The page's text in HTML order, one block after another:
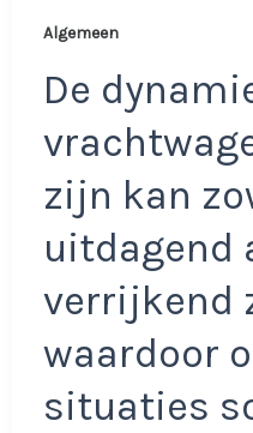
Algemeen
De
zijn kan
uitdagend
verrijkend
waardoor
situaties